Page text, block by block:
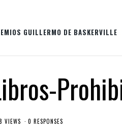
GUILLERMO DE BASKERVILLE
VIEWS 0 RESPONSES